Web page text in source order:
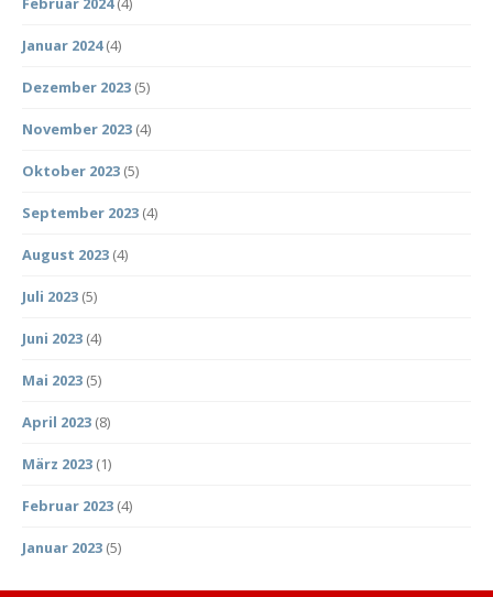
Januar 2024(4)
Dezember 2023 (5)
November 2023 (4)
Oktober 2023 (5)
September 2023 (4)
August 2023 (4)
Juli 2023 (5)
Juni 2023 (4)
Mai 2023 (5)
April 2023 (8)
März 2023 (1)
Februar 2023 (4)
Januar 2023 (5)